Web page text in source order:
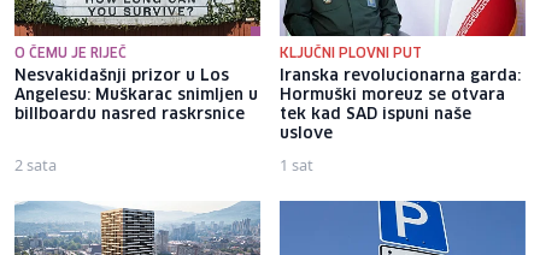
O ČEMU JE RIJEČ
Nesvakidašnji prizor u Los
Angelesu: Muškarac snimljen u
billboardu nasred raskrsnice
2 sata
KLJUČNI PLOVNI PUT
Iranska revolucionarna garda:
Hormuški moreuz se otvara
tek kad SAD ispuni naše
uslove
1 sat